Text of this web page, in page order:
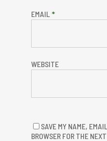
EMAIL *
WEBSITE
SAVE MY NAME,
BROWSER FOR THE